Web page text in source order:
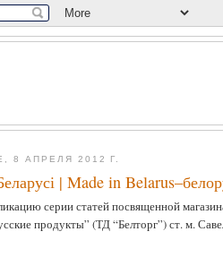
8 АПРЕЛЯ 2012 Г.
| Made in
серии статей посвященной
продукты” (ТД “Белторг”) ст. м.